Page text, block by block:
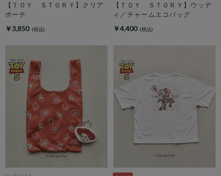
【ＴＯＹ ＳＴＯＲＹ】クリア
ポーチ
￥3,850
【ＴＯＹ ＳＴＯＲＹ】ウッデ
ィ／チャームエコバッグ
￥4,400